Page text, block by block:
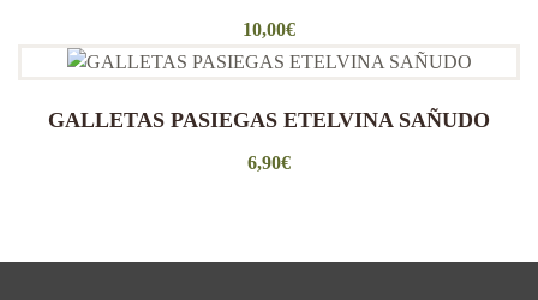
10,00€
GALLETAS PASIEGAS ETELVINA SAÑUDO
6,90€